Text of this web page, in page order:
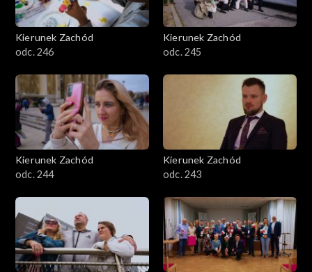
Kierunek Zachód
odc. 246
Kierunek Zachód
odc. 245
Kierunek Zachód
odc. 244
Kierunek Zachód
odc. 243